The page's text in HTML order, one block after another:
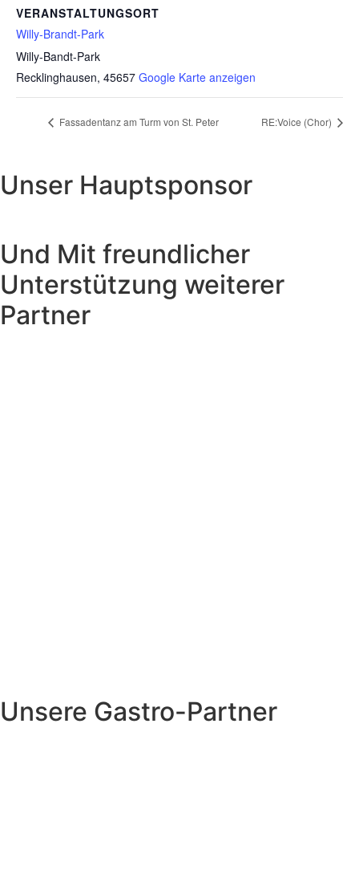
VERANSTALTUNGSORT
Willy-Brandt-Park
Willy-Bandt-Park
Recklinghausen, 45657 Google Karte anzeigen
Fassadentanz am Turm von St. Peter RE:Voice (Chor)
Unser Hauptsponsor
Und Mit freundlicher
Unterstützung weiterer
Partner
Unsere Gastro-Partner